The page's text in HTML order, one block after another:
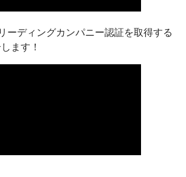
ーディングカンパニー認証を取得する
ます！